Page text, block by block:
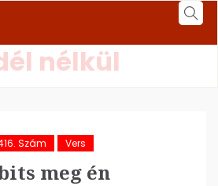
nélkül
Szám Vers
meg én